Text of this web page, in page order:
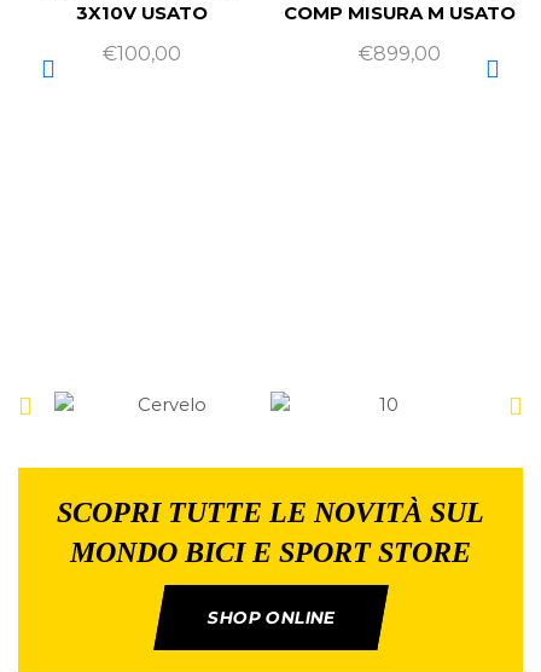
3X10V USATO
€100,00
COMP MISURA M USATO
€899,00
SCOPRI TUTTE LE NOVITÀ SUL
MONDO BICI E SPORT STORE
SHOP ONLINE